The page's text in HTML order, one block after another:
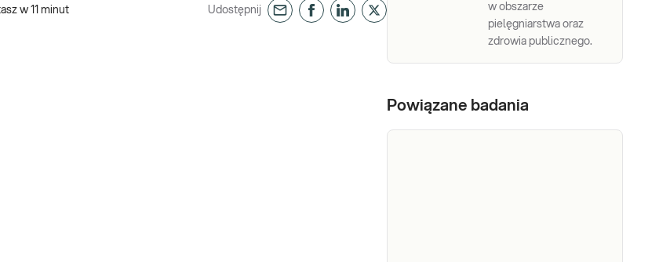
w 11 minut Udostępnij
w obszarze
pielęgniarstwa oraz
zdrowia publicznego.
Powiązane badania